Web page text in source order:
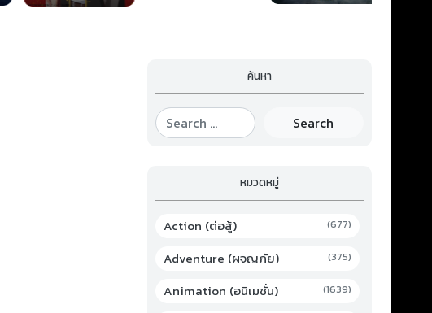
ค้นหา
Search
หมวดหมู่
Action (ต่อสู้) (677)
Adventure (ผจญภัย) (375)
Animation (อนิเมชั่น) (1639)